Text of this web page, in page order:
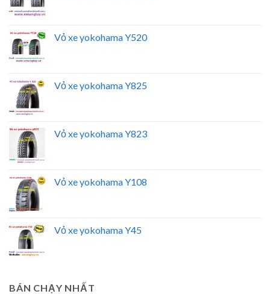
Vỏ xe yokohama Y520
Vỏ xe yokohama Y825
Vỏ xe yokohama Y823
Vỏ xe yokohama Y108
Vỏ xe yokohama Y45
BÁN CHẠY NHẤT